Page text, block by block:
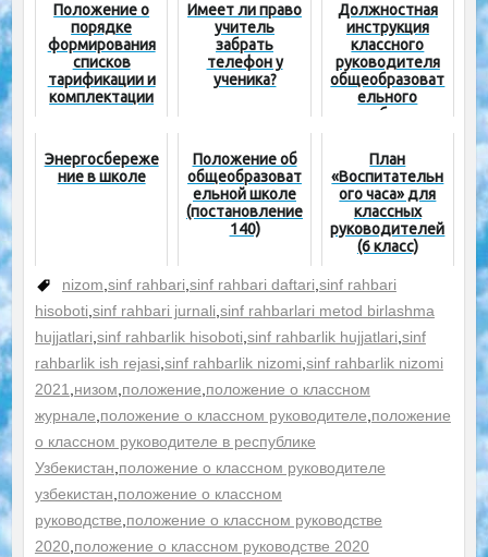
Положение о
порядке
формирования
списков
тарификации и
комплектации
ельных
учреждений
Имеет ли право
учитель
забрать
телефон у
ученика?
Должностная
инструкция
классного
руководителя
общеобразоват
ельного
учебного
Энергосбереже
ние в школе
Положение об
общеобразоват
ельной школе
(постановление
140)
План
«Воспитательн
ого часа» для
классных
руководителей
(6 класс)
nizom,sinf rahbari,sinf rahbari daftari,sinf rahbari
hisoboti,sinf rahbari jurnali,sinf rahbarlari metod birlashma
hujjatlari,sinf rahbarlik hisoboti,sinf rahbarlik hujjatlari,sinf
rahbarlik ish rejasi,sinf rahbarlik nizomi,sinf rahbarlik nizomi
2021,низом,положение,положение о классном
журнале,положение о классном руководителе,положение
о классном руководителе в республике
Узбекистан,положение о классном руководителе
узбекистан,положение о классном
руководстве,положение о классном руководстве
2020,положение о классном руководстве 2020